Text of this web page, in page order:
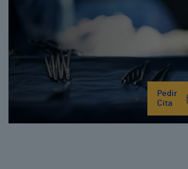
Pedir
Cita